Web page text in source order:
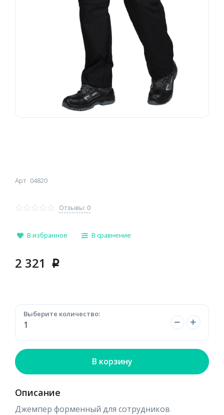
Арт 04820
Отзывы: 0
В избранное В сравнение
2 321 p
Выберите количество:
В корзину
Описание
Джемпер форменный для сотрудников